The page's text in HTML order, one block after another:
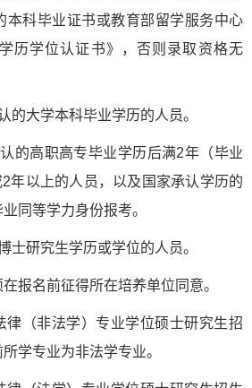
本科毕业证书或教育部留学服务中心
历学位认证书》，否则录取资格无
的大学本科毕业学历的人员。
认的高职高专毕业学历后满2年（毕业
年以上的人员，以及国家承认学历的
同等学力身份报考。
士研究生学历或学位的人员。
报名前征得所在培养单位同意。
律（非法学）专业学位硕士研究生招
学专业为非法学专业。